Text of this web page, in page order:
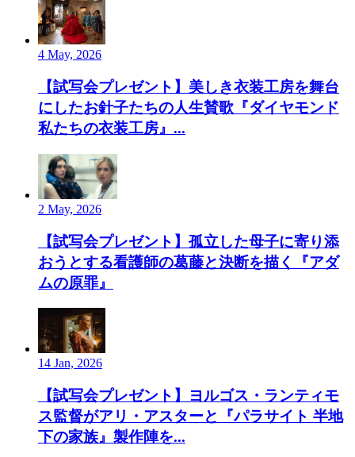
4 May, 2026
【試写会プレゼント】美しき衣装工房を舞台
にしたお針子たちの人生賛歌『ダイヤモンド
私たちの衣装工房』...
2 May, 2026
【試写会プレゼント】孤立した母子に寄り添
おうとする看護師の葛藤と決断を描く『アダ
ムの原罪』
14 Jan, 2026
【試写会プレゼント】ヨルゴス・ランティモ
ス監督がアリ・アスターと『パラサイト 半地
下の家族』製作陣を...